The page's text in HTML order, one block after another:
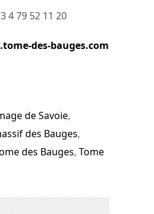
4 79 52 11 20
des-bauges.com
de Savoie,
des Bauges,
des Bauges, Tome